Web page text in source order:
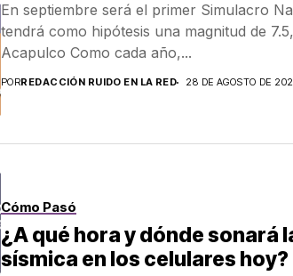
En septiembre será el primer Simulacro
tendrá como hipótesis una magnitud de
Acapulco Como cada año,...
PORREDACCIÓN RUIDO EN LA RED 28 DE AGOSTO DE
Cómo Pasó
¿A qué hora y dónde sonará
sísmica en los celulares hoy?